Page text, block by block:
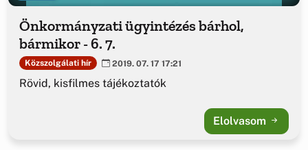
Önkormányzati ügyintézés bárhol,
bármikor - 6. 7.
Közszolgálati hír 2019. 07. 17 17:21
Rövid, kisfilmes tájékoztatók
Elolvasom